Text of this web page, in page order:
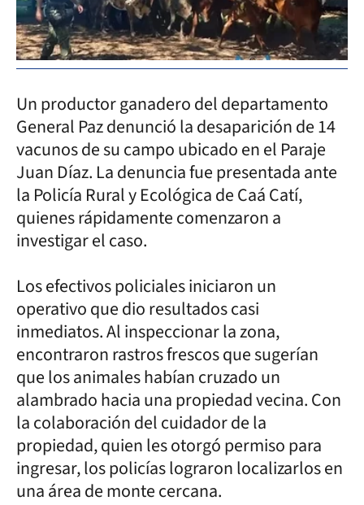
Un productor ganadero del departamento
General Paz denunció la desaparición de 14
vacunos de su campo ubicado en el Paraje
Juan Díaz. La denuncia fue presentada ante
la Policía Rural y Ecológica de Caá Catí,
quienes rápidamente comenzaron a
investigar el caso.
Los efectivos policiales iniciaron un
operativo que dio resultados casi
inmediatos. Al inspeccionar la zona,
encontraron rastros frescos que sugerían
que los animales habían cruzado un
alambrado hacia una propiedad vecina. Con
la colaboración del cuidador de la
propiedad, quien les otorgó permiso para
ingresar, los policías lograron localizarlos en
una área de monte cercana.